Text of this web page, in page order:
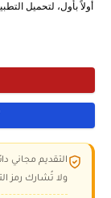
أولاً بأول، لتحميل
التقديم مجاني
ولا تُشارك رمز